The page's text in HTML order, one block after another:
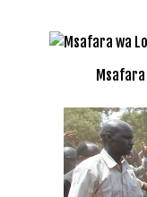
Msafara